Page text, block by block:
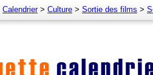
Calendrier> Culture > Sortie des films >